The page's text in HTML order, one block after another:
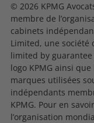
© 2026 KPMG
membre de
cabinets
Limited, une société
limited by guarantee
logo KPMG ainsi
marques utilisées
indépendants
KPMG. Pour en
l’organisation